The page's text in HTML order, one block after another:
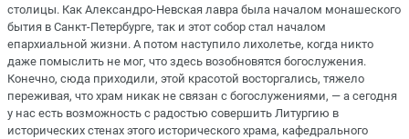
столицы. Как Александро-Невская лавра была началом монашеского
бытия в Санкт-Петербурге, так и этот собор стал началом
епархиальной жизни. А потом наступило лихолетье, когда никто
даже помыслить не мог, что здесь возобновятся богослужения.
Конечно, сюда приходили, этой красотой восторгались, тяжело
переживая, что храм никак не связан с богослужениями, — а сегодня
у нас есть возможность с радостью совершить Литургию в
исторических стенах этого исторического храма, кафедрального